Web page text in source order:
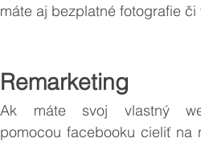
máte aj bezplatné fotografie
Remarketing
Ak máte svoj vlastný
pomocou facebooku cieliť na